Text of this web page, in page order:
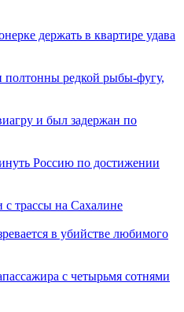
держать в квартире удава
редкой рыбы-фугу,
и был задержан по
Россию по достижении
трассы на Сахалине
в убийстве любимого
с четырьмя сотнями